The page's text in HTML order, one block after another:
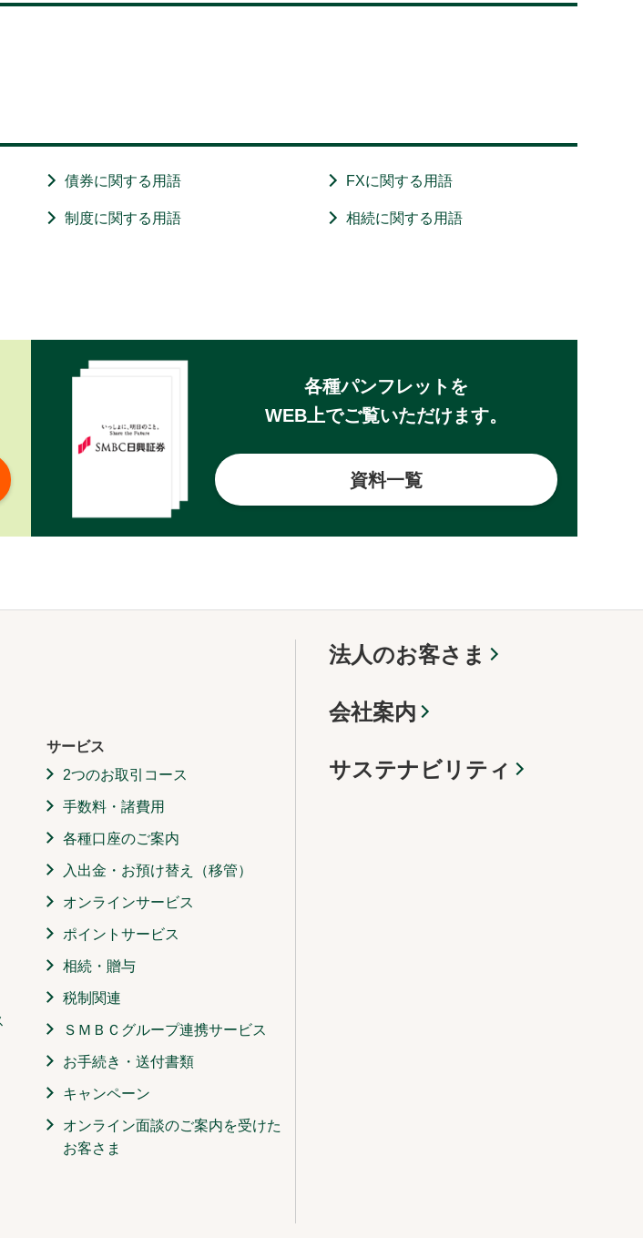
債券に関する用語 FXに関する用語
制度に関する用語 相続に関する用語
各種パンフレットを
WEB上でご覧いただけます。
資料一覧
サービス
2つのお取引コース
手数料・諸費用
各種口座のご案内
入出金・お預け替え（移管）
オンラインサービス
ポイントサービス
相続・贈与
税制関連
ＳＭＢＣグループ連携サービス
お手続き・送付書類
キャンペーン
オンライン面談のご案内を受けた
お客さま
法人のお客さま
会社案内
サステナビリティ